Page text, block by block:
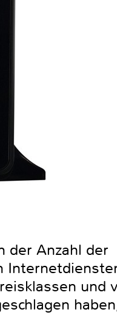
der Anzahl der
und